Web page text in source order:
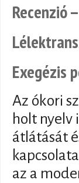
Recenzió
Exegézis
Az ókori
holt
átlátását
az a